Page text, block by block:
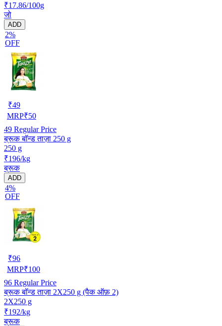
₹17.86/100g
जो
ADD
2%
OFF
₹49
MRP₹50
49 Regular Price
ब्रूक बॉन्ड ताज़ा 250 g
250 g
₹196/kg
ब्रूक
ADD
4%
OFF
₹96
MRP₹100
96 Regular Price
ब्रूक बॉन्ड ताज़ा 2X250 g (पैक ऑफ़ 2)
2X250 g
₹192/kg
ब्रूक